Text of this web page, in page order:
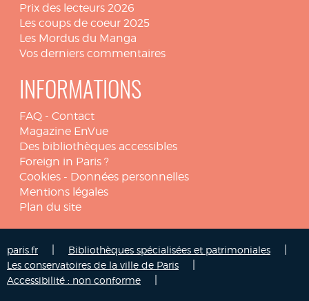
Prix des lecteurs 2026
Les coups de coeur 2025
Les Mordus du Manga
Vos derniers commentaires
INFORMATIONS
FAQ - Contact
Magazine EnVue
Des bibliothèques accessibles
Foreign in Paris ?
Cookies - Données personnelles
Mentions légales
Plan du site
paris.fr Bibliothèques spécialisées et patrimoniales
Les conservatoires de la ville de Paris
Accessibilité : non conforme